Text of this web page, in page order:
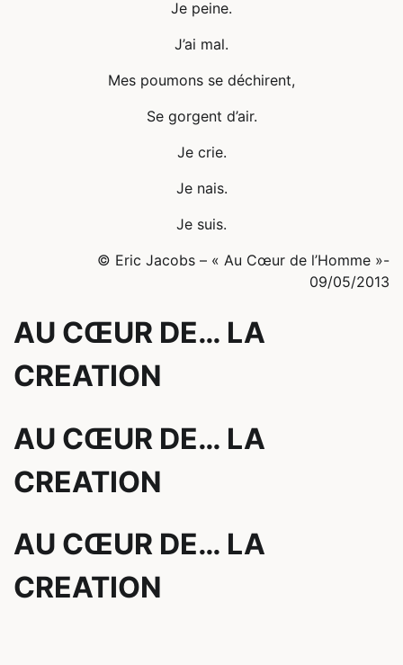
Je peine.
J’ai mal.
Mes poumons se déchirent,
Se gorgent d’air.
Je crie.
Je nais.
Je suis.
© Eric Jacobs – « Au Cœur de l’Homme »-
09/05/2013
AU CŒUR DE… LA
CREATION
AU CŒUR DE… LA
CREATION
AU CŒUR DE… LA
CREATION